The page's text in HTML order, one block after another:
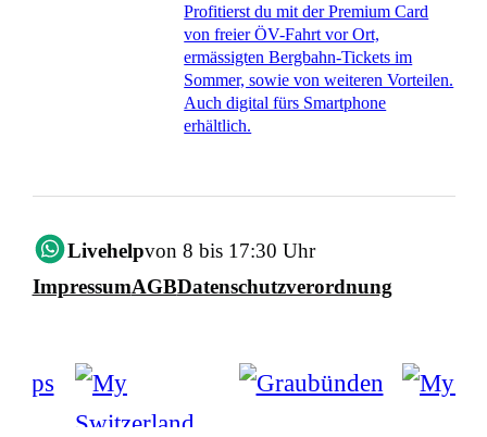
Profitierst du mit der Premium Card
von freier ÖV-Fahrt vor Ort,
ermässigten Bergbahn-Tickets im
Sommer, sowie von weiteren Vorteilen.
Auch digital fürs Smartphone
erhältlich.
Livehelpvon 8 bis 17:30 Uhr
ImpressumAGBDatenschutzverordnung